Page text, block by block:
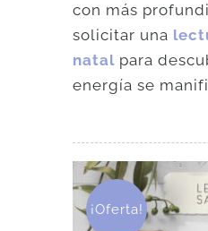
con más
solicitar una
natal para
energía se
¡Oferta!